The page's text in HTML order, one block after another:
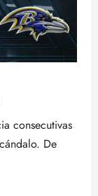
consecutivas
De